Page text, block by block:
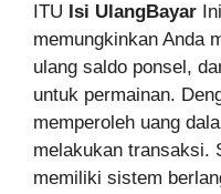
ITU Isi UlangBayar
memungkinkan Anda
ulang saldo ponsel,
untuk permainan.
memperoleh uang
melakukan transaksi.
memiliki sistem